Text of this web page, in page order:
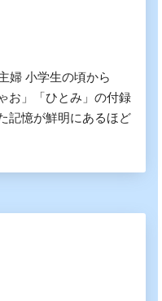
婦 小学生の頃から
お」「ひとみ」の付録
記憶が鮮明にあるほど